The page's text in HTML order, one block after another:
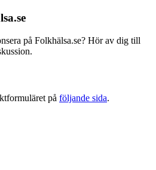
på Folkhälsa.se? Hör av dig till
på följande sida.